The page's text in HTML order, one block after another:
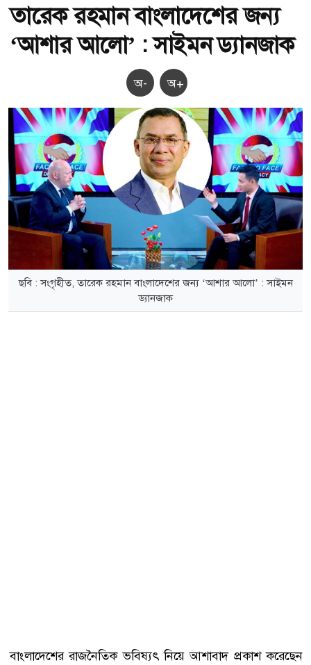
তারেক রহমান বাংলাদেশের জন্য
‘আশার আলো’ : সাইমন ড্যানজাক
অ- অ+
ছবি : সংগৃহীত, তারেক রহমান বাংলাদেশের জন্য ‘আশার আলো’ : সাইমন
ড্যানজাক
বাংলাদেশের রাজনৈতিক ভবিষ্যৎ নিয়ে আশাবাদ প্রকাশ করেছেন